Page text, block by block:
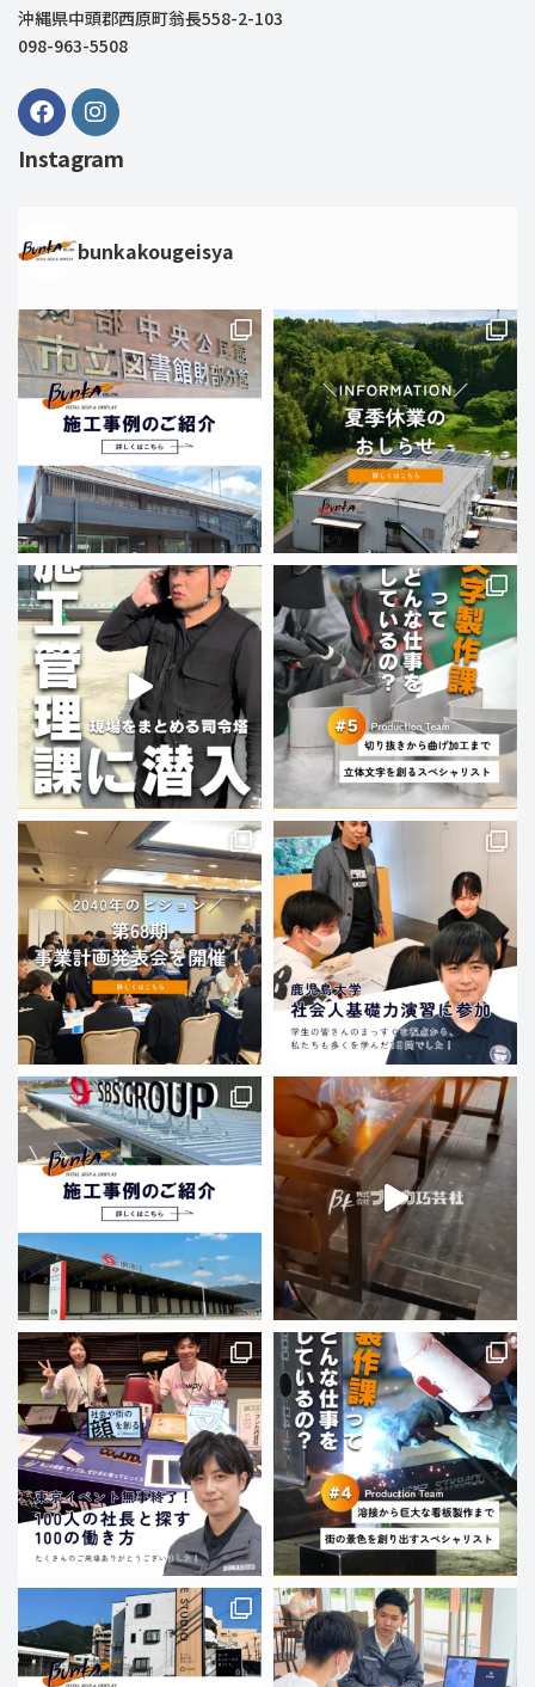
沖縄県中頭郡西原町翁長558-2-103
098-963-5508
Instagram
bunkakougeisya